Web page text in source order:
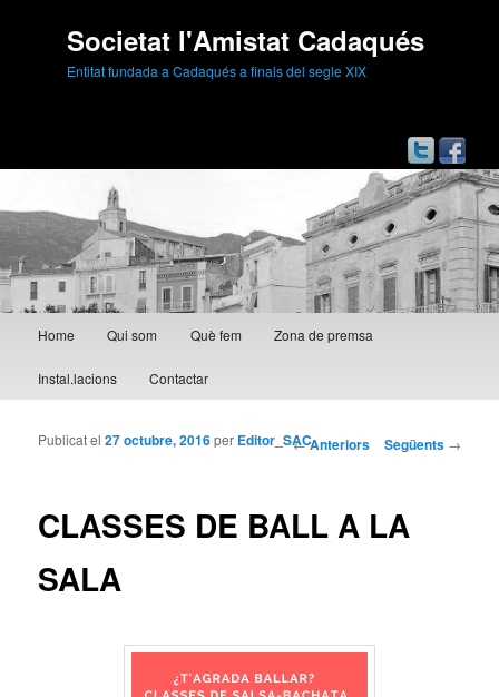
Societat l'Amistat Cadaqués
Entitat fundada a Cadaqués a finals del segle XIX
Aneu al contingut principal
Aneu al contingut secundari
Home Qui som Què fem Zona de premsa
Instal.lacions Contactar
Navegació per les
←Anteriors Següents →
CLASSES DE BALL A LA
SALA
Publicat el27 octubre, 2016per Editor_SAC